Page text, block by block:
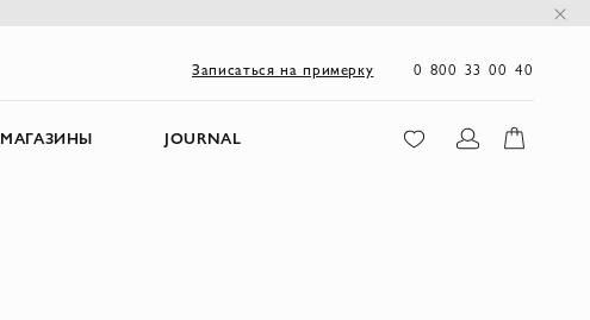
Записаться на примерку 0 800 33 00 40
МАГАЗИНЫ JOURNAL